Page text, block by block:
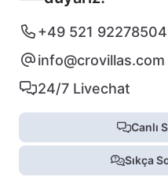
+49 521 92278504
info@crovillas.com
24/7 Livechat
Canlı
Sıkça